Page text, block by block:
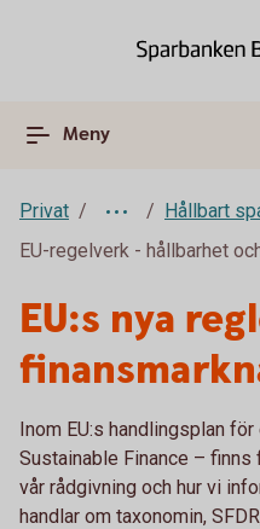
Meny
Privat
Hållbart
EU-regelverk - hållbarhet
EU:s nya
Inom EU:s handlingsplan
Sustainable Finance –
vår rådgivning och hur vi
handlar om taxonomin,